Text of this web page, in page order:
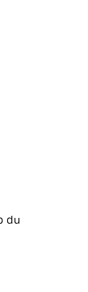
du